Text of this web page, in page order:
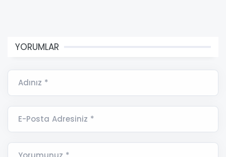
YORUMLAR
Adınız *
E-Posta Adresiniz *